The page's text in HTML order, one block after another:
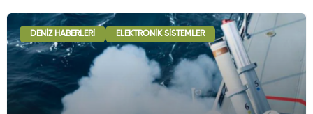
DENIZ HABERLERI ELEKTRONIK SISTEMLER